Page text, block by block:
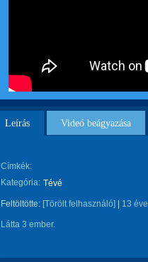
Leírás Videó beágyazása
Címkék:
Kategória: Tévé
Feltöltötte: [Törölt felhasználó] 13 éve
Látta 3 ember.